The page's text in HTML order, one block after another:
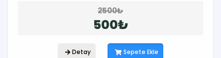
2500₺
500₺
Detay Sepete Ekle